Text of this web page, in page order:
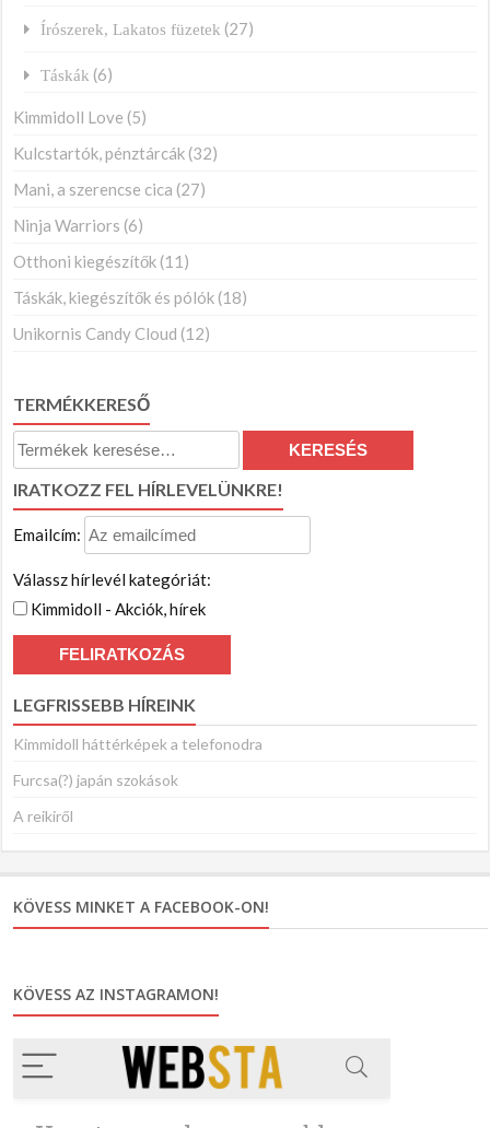
Írószerek, Lakatos füzetek (27)
Táskák (6)
Kimmidoll Love (5)
Kulcstartók, pénztárcák (32)
Mani, a szerencse cica (27)
Ninja Warriors (6)
Otthoni kiegészítők (11)
Táskák, kiegészítők és pólók (18)
Unikornis Candy Cloud (12)
TERMÉKKERESŐ
Keresés
a
következőre:
KERESÉS
IRATKOZZ FEL HÍRLEVELÜNKRE!
Emailcím:
Válassz hírlevél kategóriát:
Kimmidoll - Akciók, hírek
LEGFRISSEBB HÍREINK
Kimmidoll háttérképek a telefonodra
Furcsa(?) japán szokások
A reikiről
KÖVESS MINKET A FACEBOOK-ON!
KÖVESS AZ INSTAGRAMON!